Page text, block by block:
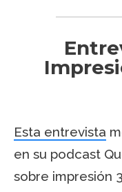
Esta entrevista
en su podcast
sobre impresión